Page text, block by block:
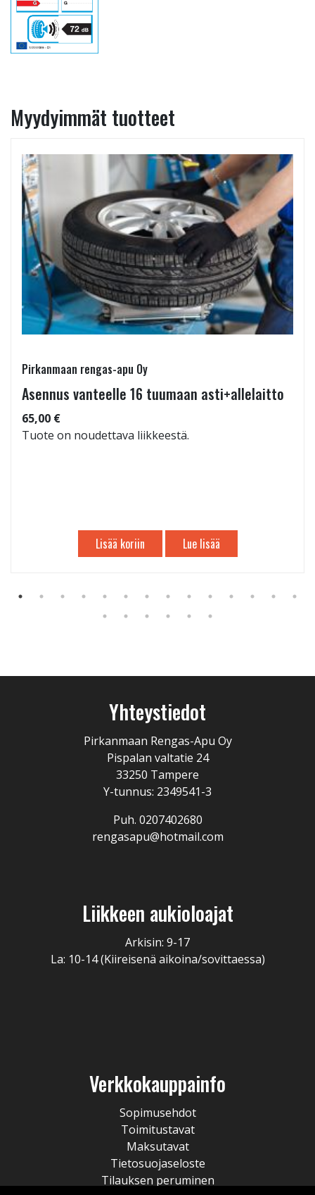
Myydyimmät tuotteet
Pirkanmaan rengas-apu Oy
Asennus vanteelle 16 tuumaan asti+allelaitto
65,00 €
Tuote on noudettava liikkeestä.
Lisää koriin Lue lisää
Yhteystiedot
Pirkanmaan Rengas-Apu Oy
Pispalan valtatie 24
33250 Tampere
Y-tunnus: 2349541-3
Puh. 0207402680
rengasapu@hotmail.com
Liikkeen aukioloajat
Arkisin: 9-17
La: 10-14 (Kiireisenä aikoina/sovittaessa)
Verkkokauppainfo
Sopimusehdot
Toimitustavat
Maksutavat
Tietosuojaseloste
Tilauksen peruminen